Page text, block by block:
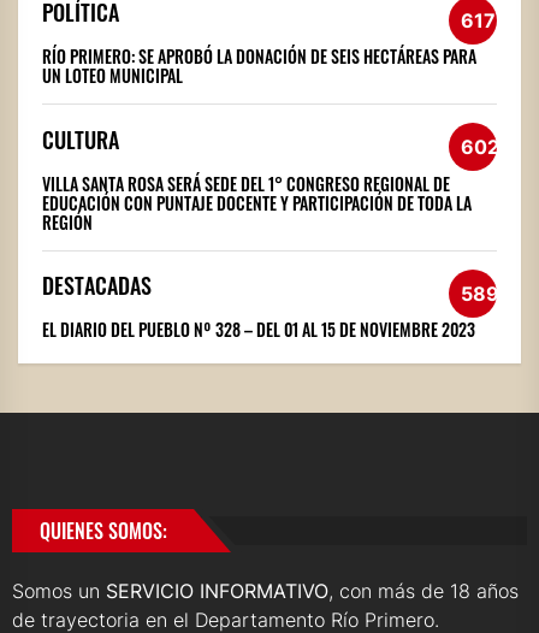
POLÍTICA 617
RÍO PRIMERO: SE APROBÓ LA DONACIÓN DE SEIS HECTÁREAS PARA
UN LOTEO MUNICIPAL
CULTURA 602
VILLA SANTA ROSA SERÁ SEDE DEL 1° CONGRESO REGIONAL DE
EDUCACIÓN CON PUNTAJE DOCENTE Y PARTICIPACIÓN DE TODA LA
REGIÓN
DESTACADAS 589
EL DIARIO DEL PUEBLO Nº 328 – DEL 01 AL 15 DE NOVIEMBRE 2023
QUIENES SOMOS:
Somos un SERVICIO INFORMATIVO, con más de 18 años
de trayectoria en el Departamento Río Primero.